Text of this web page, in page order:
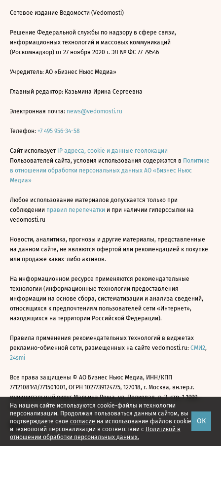
На нашем сайте используются cookie-файлы и технологии
персонализации. Продолжая пользоваться данным сайтом, вы
подтверждаете свое согласие на использование файлов cookie
и технологий персонализации в соответствии с Политикой в
отношении обработки персональных данных.
ОК
Сетевое издание Ведомости (Vedomosti)
Решение Федеральной службы по надзору в сфере связи,
информационных технологий и массовых коммуникаций
(Роскомнадзор) от 27 ноября 2020 г. ЭЛ № ФС 77-79546
Учредитель: АО «Бизнес Ньюс Медиа»
Главный редактор: Казьмина Ирина Сергеевна
Электронная почта: news@vedomosti.ru
Телефон: +7 495 956-34-58
Сайт использует IP адреса, cookie и данные геолокации
Пользователей сайта, условия использования содержатся в Политике
в отношении обработки персональных данных АО «Бизнес Ньюс
Медиа»
Любое использование материалов допускается только при
соблюдении правил перепечатки и при наличии гиперссылки на
vedomosti.ru
Новости, аналитика, прогнозы и другие материалы, представленные
на данном сайте, не являются офертой или рекомендацией к покупке
или продаже каких-либо активов.
На информационном ресурсе применяются рекомендательные
технологии (информационные технологии предоставления
информации на основе сбора, систематизации и анализа сведений,
относящихся к предпочтениям пользователей сети «Интернет»,
находящихся на территории Российской Федерации).
Правила применения рекомендательных технологий в виджетах
рекламно-обменной сети, размещенных на сайте vedomosti.ru: СМИ2,
24smi
Все права защищены © АО Бизнес Ньюс Медиа, ИНН/КПП
7712108141/771501001, ОГРН 1027739124775, 127018, г. Москва, вн.тер.г.
муниципальный округ Марьина Роща, ул. Полковая, д. 3, стр. 1 1999—
2026